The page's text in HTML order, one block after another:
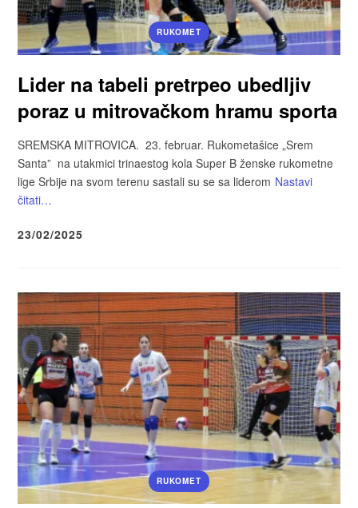
RUKOMET
Lider na tabeli pretrpeo ubedljiv
poraz u mitrovačkom hramu sporta
SREMSKA MITROVICA. 23. februar. Rukometašice „Srem
Santa” na utakmici trinaestog kola Super B ženske rukometne
lige Srbije na svom terenu sastali su se sa liderom Nastavi
čitati…
23/02/2025
RUKOMET